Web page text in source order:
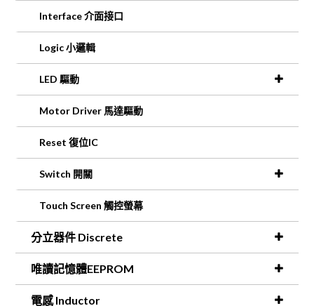
Interface 介面接口
Logic 小邏輯
LED 驅動
Motor Driver 馬達驅動
Reset 復位IC
Switch 開關
Touch Screen 觸控螢幕
分立器件 Discrete
唯讀記憶體EEPROM
電感 Inductor